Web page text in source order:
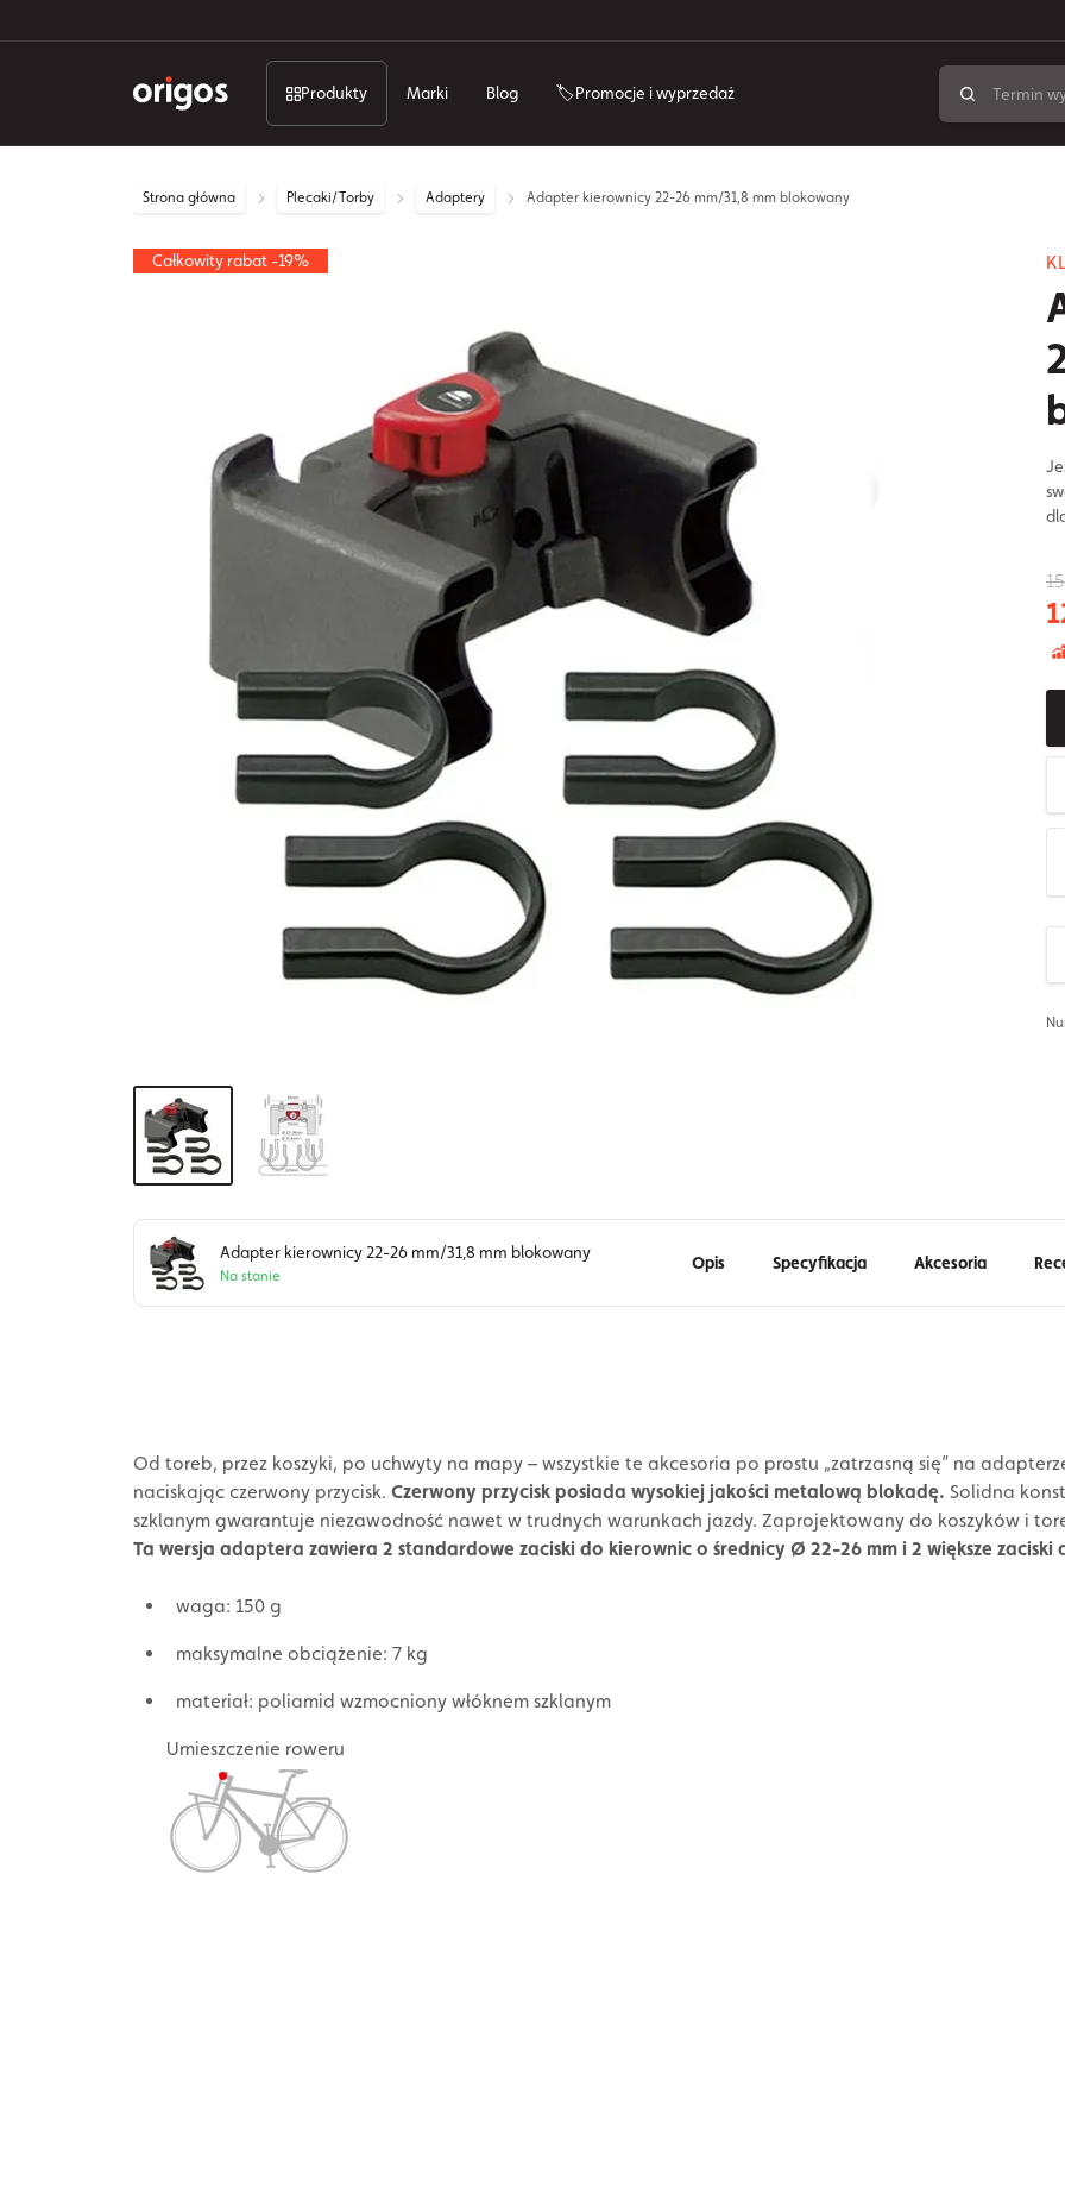
Produkty Marki Blog 🏷️Promocje i wyprzedaż
Strona główna Plecaki/Torby Adaptery Adapter kierownicy 22-26 mm/31,8 mm blokowany
Całkowity rabat -19%
Adapter kierownicy 22-26 mm/31,8 mm blokowany
Na stanie
Opis Specyfikacja Akcesoria
Od toreb, przez koszyki, po uchwyty na mapy – wszystkie te akcesoria po prostu „zatrzasną się” na
naciskając czerwony przycisk. Czerwony przycisk posiada wysokiej jakości metalową blokadę. Solidna
szklanym gwarantuje niezawodność nawet w trudnych warunkach jazdy. Zaprojektowany do koszyków i
Ta wersja adaptera zawiera 2 standardowe zaciski do kierownic o średnicy Ø 22-26 mm i 2 większe zaciski
waga: 150 g
maksymalne obciążenie: 7 kg
materiał: poliamid wzmocniony włóknem szklanym
Umieszczenie roweru